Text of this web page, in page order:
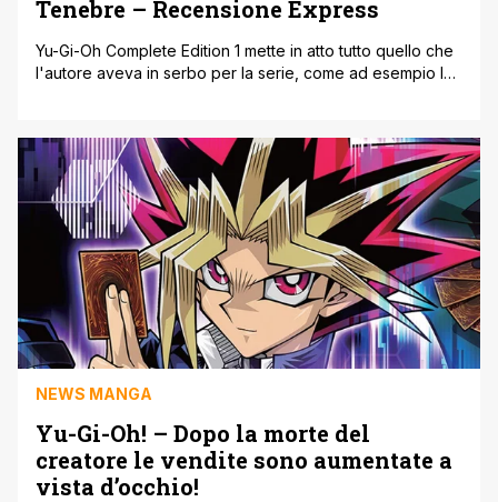
Tenebre – Recensione Express
Yu-Gi-Oh Complete Edition 1 mette in atto tutto quello che
l'autore aveva in serbo per la serie, come ad esempio la
esaltanti, disturbanti e uniche. Nell'intero volume infatti, si
fa riferimento solamente ad un solo capitolo del famoso
gioco [']
NEWS MANGA
Yu-Gi-Oh! – Dopo la morte del
creatore le vendite sono aumentate a
vista d’occhio!